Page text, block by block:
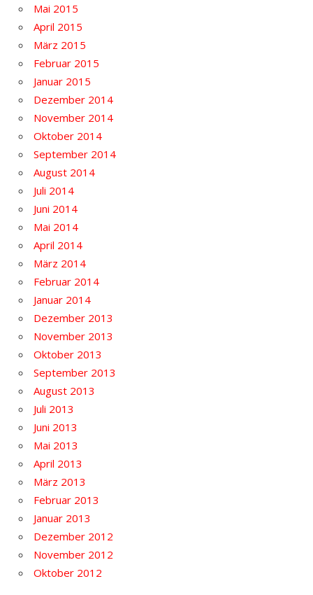
Mai 2015
April 2015
März 2015
Februar 2015
Januar 2015
Dezember 2014
November 2014
Oktober 2014
September 2014
August 2014
Juli 2014
Juni 2014
Mai 2014
April 2014
März 2014
Februar 2014
Januar 2014
Dezember 2013
November 2013
Oktober 2013
September 2013
August 2013
Juli 2013
Juni 2013
Mai 2013
April 2013
März 2013
Februar 2013
Januar 2013
Dezember 2012
November 2012
Oktober 2012